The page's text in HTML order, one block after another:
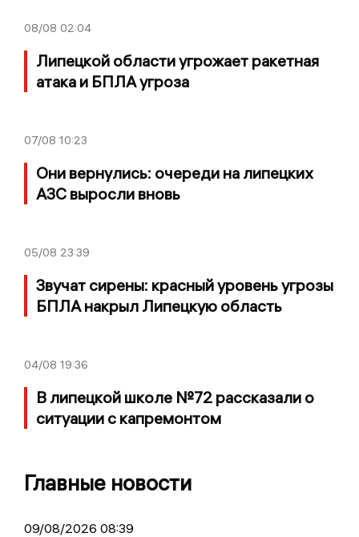
08/08 02:04
Липецкой области угрожает ракетная
атака и БПЛА угроза
07/08 10:23
Они вернулись: очереди на липецких
АЗС выросли вновь
05/08 23:39
Звучат сирены: красный уровень угрозы
БПЛА накрыл Липецкую область
04/08 19:36
В липецкой школе №72 рассказали о
ситуации с капремонтом
Главные новости
09/08/2026 08:39